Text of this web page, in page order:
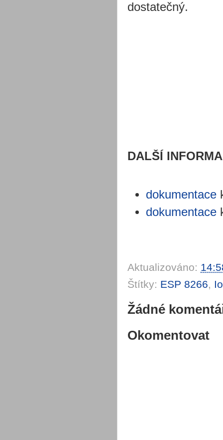
dostatečný.
DALŠÍ
dokumentace
dokumentace
Aktualizováno:
Štítky: ESP 8266,
Žádné
Okomentovat